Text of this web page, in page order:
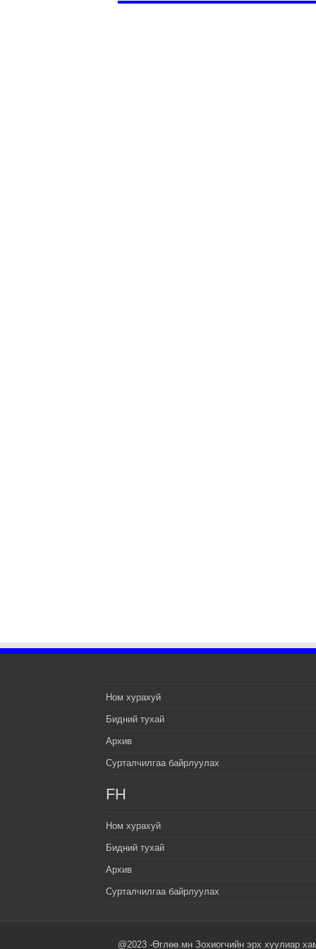
Ном хурахуй
Бидний тухай
Архив
Сурталчилгаа байрлуулах
FH
Ном хурахуй
Бидний тухай
Архив
Сурталчилгаа байрлуулах
@2023 -Өглөө.мн Зохиогчийн эрх хуулиар